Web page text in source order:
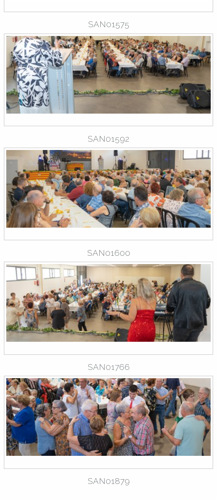
SAN01575
SAN01592
SAN01600
SAN01766
SAN01879